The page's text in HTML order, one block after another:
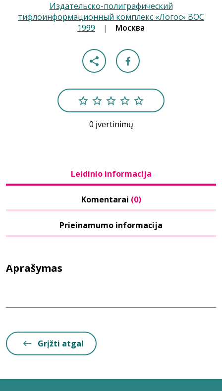
Издательско-полиграфический
тифлоинформационный комплекс «Логос» ВОС
1999 | Москва
0 įvertinimų
Leidinio informacija
Komentarai (0)
Prieinamumo informacija
Aprašymas
Grįžti atgal